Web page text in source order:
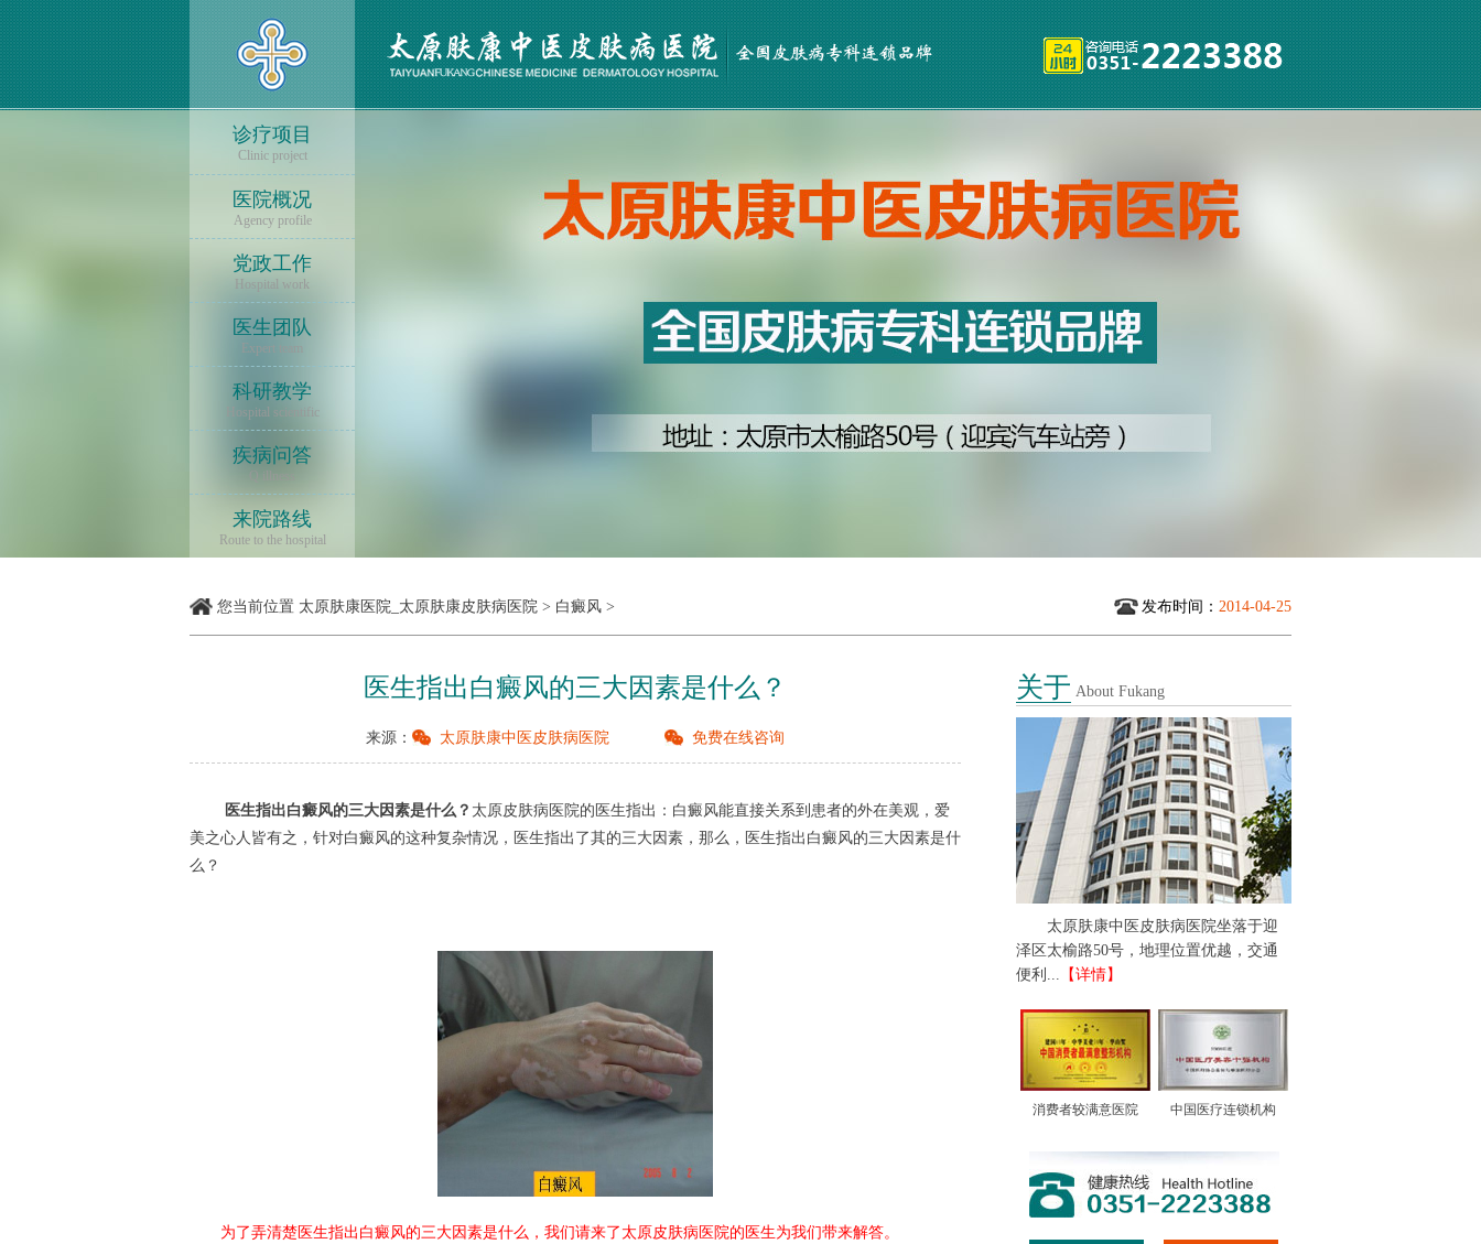
诊疗项目
Clinic project
医院概况
Agency profile
党政工作
Hospital work
医生团队
Expert team
科研教学
Hospital scientific
疾病问答
Q illness
来院路线
Route to the hospital
您当前位置 太原肤康医院_太原肤康皮肤病医院 > 白癜风 > 发布时间： 2014-04-25
医生指出白癜风的三大因素是什么？
来源： 太原肤康中医皮肤病医院 免费在线咨询
医生指出白癜风的三大因素是什么？ 太原皮肤病医院的医生指出：白癜风能直接关系到患者的外在美观，爱
美之心人皆有之，针对白癜风的这种复杂情况，医生指出了其的三大因素，那么，医生指出白癜风的三大因素是什
么？
为了弄清楚医生指出白癜风的三大因素是什么，我们请来了太原皮肤病医院的医生为我们带来解答。
关于 About Fukang
太原肤康中医皮肤病医院坐落于迎
泽区太榆路50号，地理位置优越，交通
便利... 【详情】
消费者较满意医院 中国医疗连锁机构